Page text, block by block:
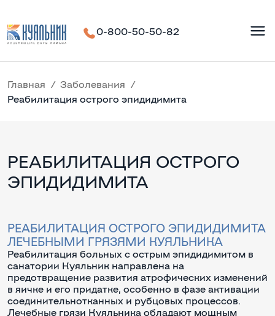
0-800-50-50-82
Главная
Заболевания
Реабилитация острого эпидидимита
РЕАБИЛИТАЦИЯ ОСТРОГО
ЭПИДИДИМИТА
РЕАБИЛИТАЦИЯ ОСТРОГО ЭПИДИДИМИТА
ЛЕЧЕБНЫМИ ГРЯЗЯМИ КУЯЛЬНИКА
Реабилитация больных с острым эпидидимитом в
санатории Куяльник направлена на
предотвращение развития атрофических изменений
в яичке и его придатке, особенно в фазе активации
соединительнотканных и рубцовых процессов.
Лечебные грязи Куяльника обладают мощным